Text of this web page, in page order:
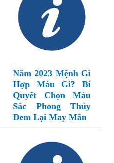
Năm 2023 Mệnh Gì
Hợp Màu Gì? Bí
Quyết Chọn Màu
Sắc Phong Thủy
Đem Lại May Mắn